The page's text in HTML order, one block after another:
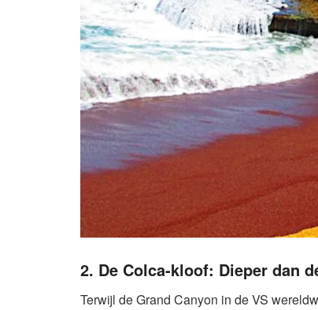
2. De Colca-kloof: Dieper dan
Terwijl de Grand Canyon in de VS